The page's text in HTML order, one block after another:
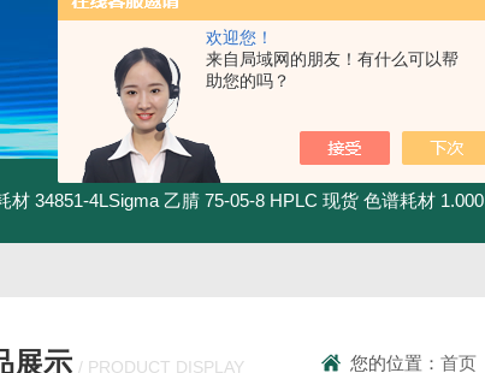
欢迎您！
来自局域网的朋友！有什么可以帮
助您的吗？
材 34851-4LSigma 乙腈 75-05-8 HPLC 现货 色谱耗材 1.00030.4008默克 乙腈 75-05-8 HPLC 现货 色谱耗材
展示 / PRODUCT DISPLAY 您的位置：首页